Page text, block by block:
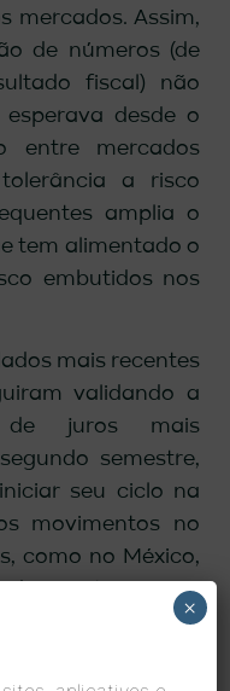
mercados. Assim,
de números (de
fiscal) não
desde o
entre mercados
tolerância a risco
amplia o
tem alimentado o
embutidos nos
mais recentes
validando a
de juros mais
semestre,
seu ciclo na
movimentos no
como no México,
o
com preços de
seguidamente
×